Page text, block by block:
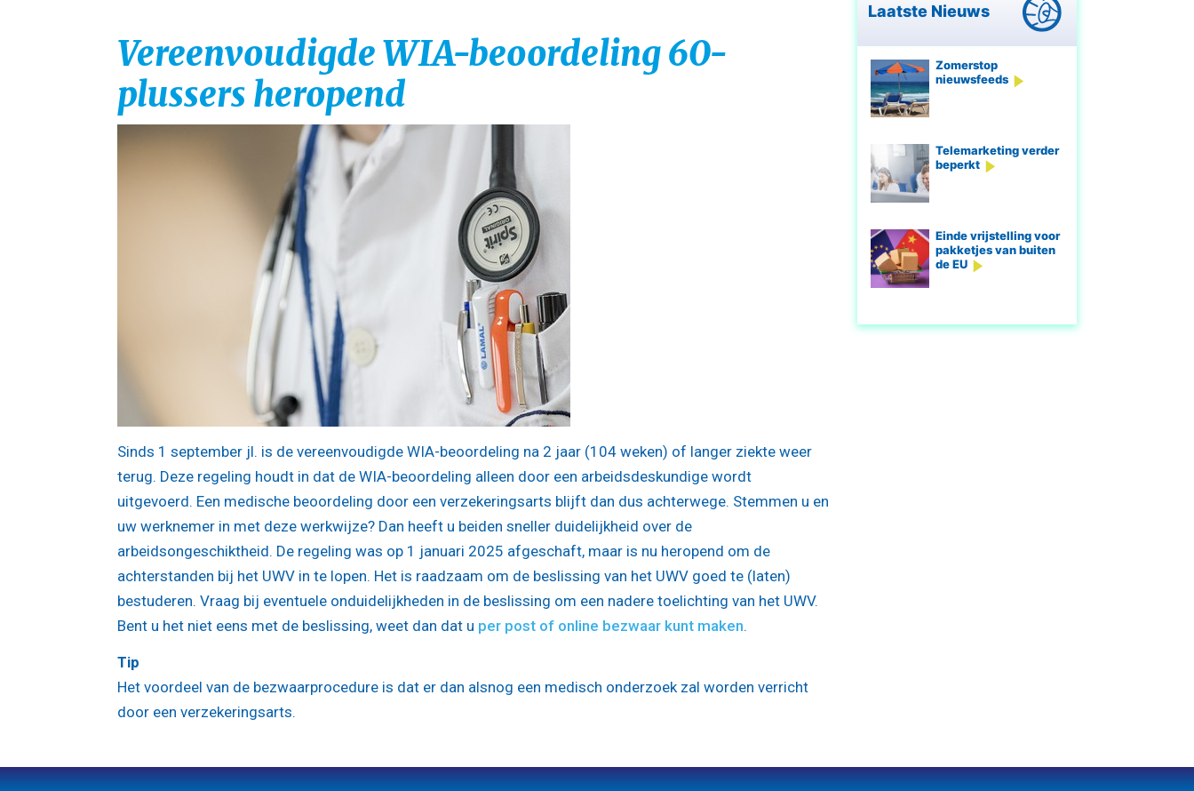
Vereenvoudigde WIA-beoordeling 60-
plussers heropend
Sinds 1 september jl. is de vereenvoudigde WIA-beoordeling na 2 jaar (104 weken) of langer ziekte weer
terug. Deze regeling houdt in dat de WIA-beoordeling alleen door een arbeidsdeskundige wordt
uitgevoerd. Een medische beoordeling door een verzekeringsarts blijft dan dus achterwege. Stemmen u en
uw werknemer in met deze werkwijze? Dan heeft u beiden sneller duidelijkheid over de
arbeidsongeschiktheid. De regeling was op 1 januari 2025 afgeschaft, maar is nu heropend om de
achterstanden bij het UWV in te lopen. Het is raadzaam om de beslissing van het UWV goed te (laten)
bestuderen. Vraag bij eventuele onduidelijkheden in de beslissing om een nadere toelichting van het UWV.
Bent u het niet eens met de beslissing, weet dan dat u per post of online bezwaar kunt maken.
Tip
Het voordeel van de bezwaarprocedure is dat er dan alsnog een medisch onderzoek zal worden verricht
door een verzekeringsarts.
Laatste Nieuws
Zomerstop
nieuwsfeeds
Telemarketing verder
beperkt
Einde vrijstelling voor
pakketjes van buiten
de EU